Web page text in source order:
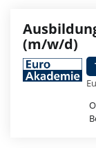
(m/w/d)